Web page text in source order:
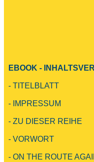
EBOOK -
- TITELBLATT
- IMPRESSUM
- ZU DIESER REIHE
- VORWORT
- ON THE ROUTE